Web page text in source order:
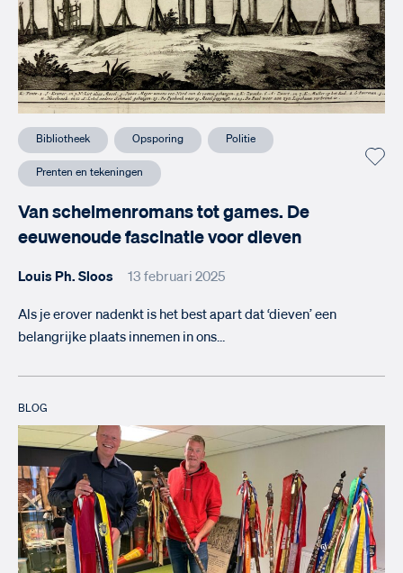
Bibliotheek Opsporing Politie
Prenten en tekeningen
Van schelmenromans tot games. De
eeuwenoude fascinatie voor dieven
Louis Ph. Sloos 13 februari 2025
Als je erover nadenkt is het best apart dat ‘dieven’ een
belangrijke plaats innemen in ons…
BLOG